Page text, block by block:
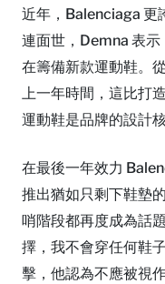
近年，Balenciaga 更
連面世，Demna 表
在籌備新款運動鞋。
上一年時間，這比打
運動鞋是品牌的設計
在最後一年效力
推出猶如只剩下鞋墊
哨階段都再度成為話
擇，我不會穿任何鞋
擊，他認為不應被視